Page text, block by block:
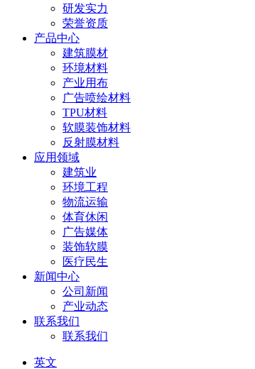
研发实力
荣誉资质
产品中心
建筑膜材
环境材料
产业用布
广告喷绘材料
TPU材料
软膜装饰材料
反射膜材料
应用领域
建筑业
环境工程
物流运输
体育休闲
广告媒体
装饰软膜
医疗民生
新闻中心
公司新闻
产业动态
联系我们
联系我们
英文